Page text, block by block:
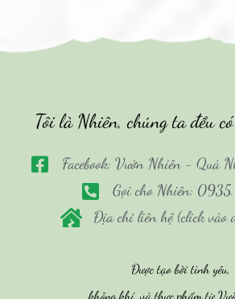
Tôi là Nhiên, chúng ta đều
Facebook: Vườn Nhiên - Quà
Gọi cho Nhiên:
Địa chỉ liên hệ (click vào
Được tạo bởi tình yêu,
không khí, và thực phẩm từ